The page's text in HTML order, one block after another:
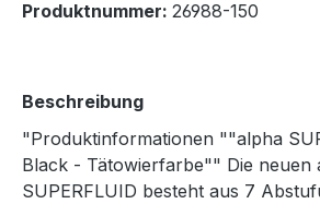
Produktnummer: 26988-150
Beschreibung
"Produktinformationen ""alpha
Black - Tätowierfarbe"" Die neuen
SUPERFLUID besteht aus 7